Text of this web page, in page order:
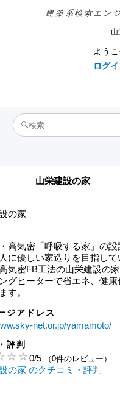
建築系検索エン
山
よう
ログ
山栄建設の家
の家
高気密「呼吸する家」の
に優しい家造りを目指して
気密FB工法の山栄建設の家
グヒーターで省エネ、健
す。
ジアドレス
net.or.jp/yamamoto/
評判
0/5 （0件のレビュー）
の家 のクチコミ・評判